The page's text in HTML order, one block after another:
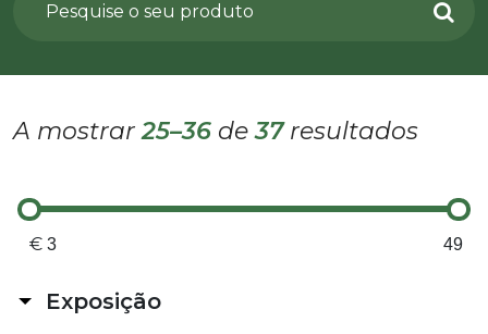
A mostrar25–36 de37resultados
€
Exposição